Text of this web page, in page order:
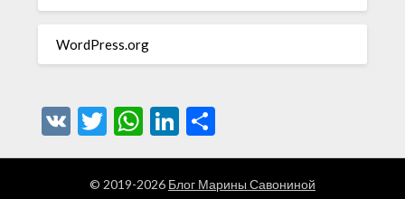
WordPress.org
VK Twitter
WhatsApp
LinkedIn
© 2019-2026 Блог Марины Савониной